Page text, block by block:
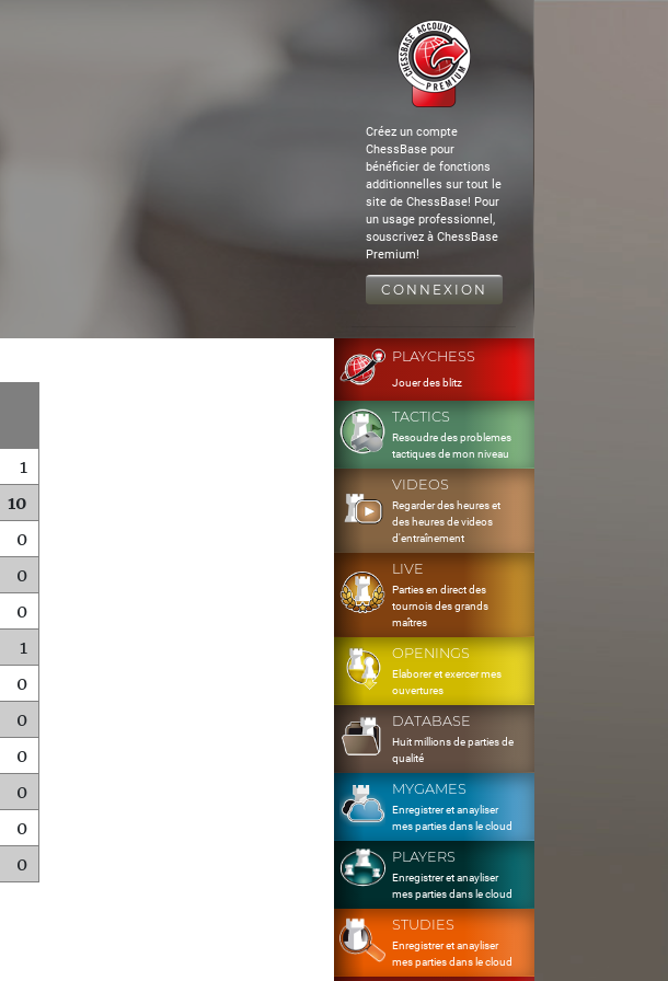
Créez un compte
ChessBase pour
bénéficier de fonctions
additionnelles sur tout le
site de ChessBase! Pour
un usage professionnel,
souscrivez à ChessBase
Premium!
CONNEXION
1
10
0
0
0
1
0
0
0
0
0
0
PLAYCHESS
Jouer des blitz
TACTICS
Resoudre des problemes
tactiques de mon niveau
VIDEOS
Regarder des heures et
des heures de videos
d'entraînement
LIVE
Parties en direct des
tournois des grands
maîtres
OPENINGS
Elaborer et exercer mes
ouvertures
DATABASE
Huit millions de parties de
qualité
MYGAMES
Enregistrer et anayliser
mes parties dans le cloud
PLAYERS
Enregistrer et anayliser
mes parties dans le cloud
STUDIES
Enregistrer et anayliser
mes parties dans le cloud